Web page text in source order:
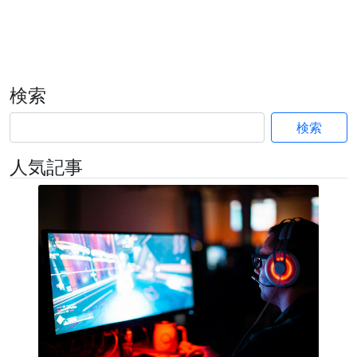
検索
検索
人気記事